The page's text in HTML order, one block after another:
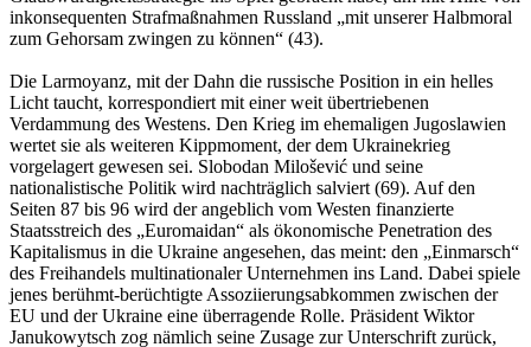
inkonsequenten Strafmaßnahmen Russland „mit unserer Halbmoral
zum Gehorsam zwingen zu können“ (43).
Die Larmoyanz, mit der Dahn die russische Position in ein helles
Licht taucht, korrespondiert mit einer weit übertriebenen
Verdammung des Westens. Den Krieg im ehemaligen Jugoslawien
wertet sie als weiteren Kippmoment, der dem Ukrainekrieg
vorgelagert gewesen sei. Slobodan Milošević und seine
nationalistische Politik wird nachträglich salviert (69). Auf den
Seiten 87 bis 96 wird der angeblich vom Westen finanzierte
Staatsstreich des „Euromaidan“ als ökonomische Penetration des
Kapitalismus in die Ukraine angesehen, das meint: den „Einmarsch“
des Freihandels multinationaler Unternehmen ins Land. Dabei spiele
jenes berühmt-berüchtigte Assoziierungsabkommen zwischen der
EU und der Ukraine eine überragende Rolle. Präsident Wiktor
Janukowytsch zog nämlich seine Zusage zur Unterschrift zurück,